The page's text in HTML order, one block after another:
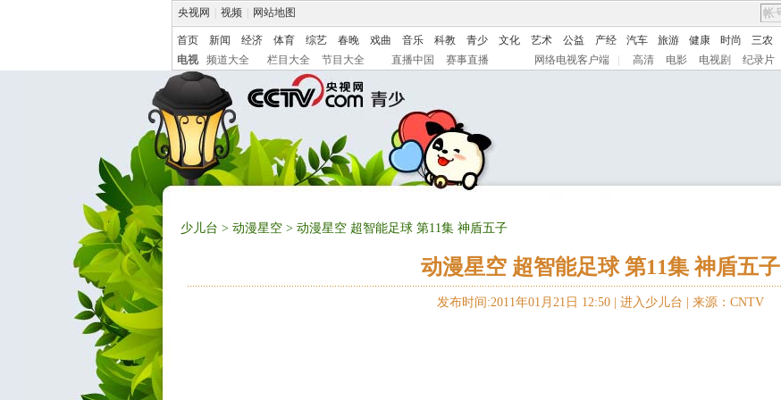
央视网 视频 网站地图
首页 新闻 经济 体育 综艺 春晚 戏曲 音乐 科教 青少 文化 艺术 公益 产经 汽车 旅游 健康 时尚 三农
电视
频道大全 栏目大全 节目大全 直播中国 赛事直播 网络电视客户端 高清 电影 电视剧 纪录片
少儿台 > 动漫星空 > 动漫星空 超智能足球 第11集 神盾五子
动漫星空 超智能足球 第11集 神盾五子
发布时间:2011年01月21日 12:50 | 进入少儿台 来源：CNTV